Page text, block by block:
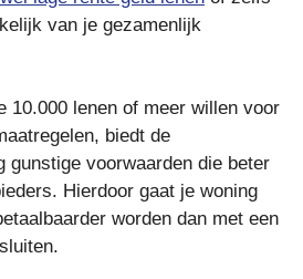
van je gezamenlijk
10.000 lenen of meer willen voor
biedt de
gunstige voorwaarden die beter
Hierdoor gaat je woning
worden dan met een